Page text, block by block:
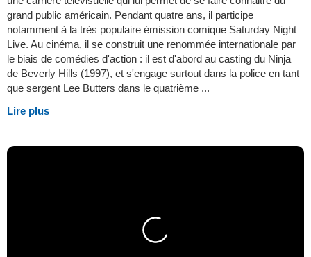
grand public américain. Pendant quatre ans, il participe
notamment à la très populaire émission comique Saturday Night
Live. Au cinéma, il se construit une renommée internationale par
le biais de comédies d'action : il est d'abord au casting du Ninja
de Beverly Hills (1997), et s'engage surtout dans la police en tant
que sergent Lee Butters dans le quatrième ...
Lire plus